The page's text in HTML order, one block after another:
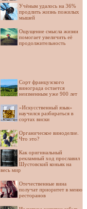
Учёным удалось на 36%
продлить жизнь пожилых
мышей
Ощущение смысла жизни
помогает увеличить её
продолжительность
Сорт французского
винограда остается
неизменным уже 900 лет
«Искусственный язык»
научился разбираться в
сортах виски
Органическое виноделие.
Что это?
Как оригинальный
рекламный ход прославил
Шустовский коньяк на
весь мир
Отечественные вина
получат приоритет в меню
ресторанов